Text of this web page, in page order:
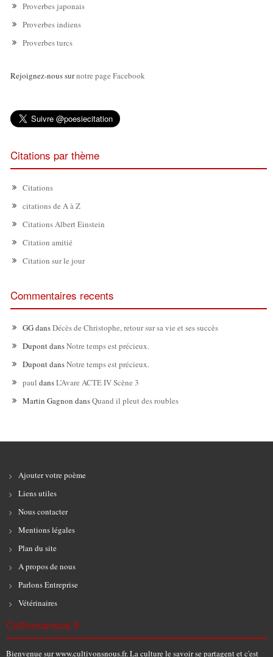
Proverbes japonais
Proverbes indiens
Proverbes turcs
Rejoignez-nous surnotre page Facebook
Citations par thème
Citations
citations de A à Z
Citations Albert Einstein
Citation amitié
Citation sur le jour
Commentaires recents
GGdansDécès de Christophe, retour sur sa vie et ses succès
DupontdansNotre temps est précieux.
DupontdansNotre temps est précieux.
paul dansL’Avare ACTE IV Scène 3
Martin Gagnon dansQuand il pleut des roubles
Ajouter votre poème
Liens utiles
Nous contacter
Mentions légales
Plan du site
A propos de nous
Parlons Entreprise
Vétérinaires
Cultivonsnous.fr
Bienvenue sur www.cultivonsnous.fr. La culture le savoir se partagent et c'est